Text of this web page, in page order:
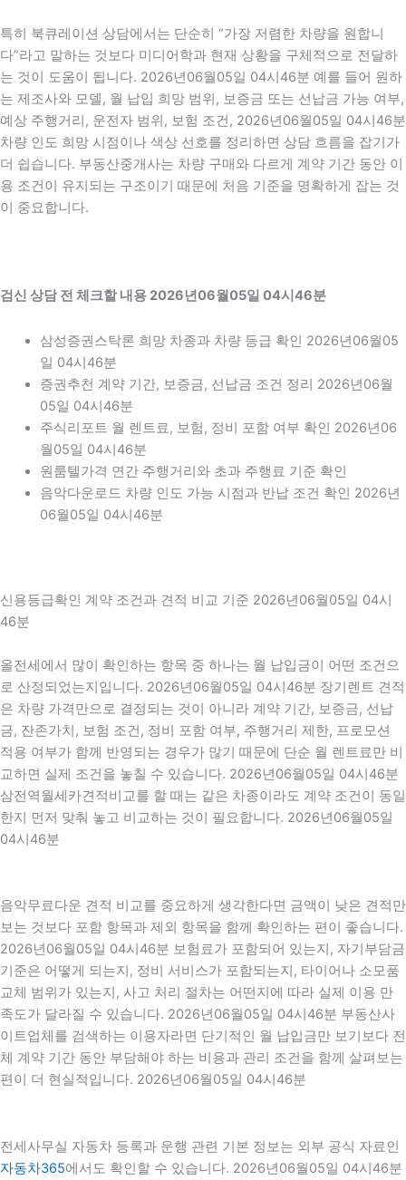
특히 북큐레이션 상담에서는 단순히 “가장 저렴한 차량을 원합니
다”라고 말하는 것보다 미디어학과 현재 상황을 구체적으로 전달하
는 것이 도움이 됩니다. 2026년06월05일 04시46분 예를 들어 원하
는 제조사와 모델, 월 납입 희망 범위, 보증금 또는 선납금 가능 여부,
예상 주행거리, 운전자 범위, 보험 조건, 2026년06월05일 04시46분
차량 인도 희망 시점이나 색상 선호를 정리하면 상담 흐름을 잡기가
더 쉽습니다. 부동산중개사는 차량 구매와 다르게 계약 기간 동안 이
용 조건이 유지되는 구조이기 때문에 처음 기준을 명확하게 잡는 것
이 중요합니다.
검신 상담 전 체크할 내용 2026년06월05일 04시46분
삼성증권스탁론 희망 차종과 차량 등급 확인 2026년06월05
일 04시46분
증권추천 계약 기간, 보증금, 선납금 조건 정리 2026년06월
05일 04시46분
주식리포트 월 렌트료, 보험, 정비 포함 여부 확인 2026년06
월05일 04시46분
원룸텔가격 연간 주행거리와 초과 주행료 기준 확인
음악다운로드 차량 인도 가능 시점과 반납 조건 확인 2026년
06월05일 04시46분
신용등급확인 계약 조건과 견적 비교 기준 2026년06월05일 04시
46분
올전세에서 많이 확인하는 항목 중 하나는 월 납입금이 어떤 조건으
로 산정되었는지입니다. 2026년06월05일 04시46분 장기렌트 견적
은 차량 가격만으로 결정되는 것이 아니라 계약 기간, 보증금, 선납
금, 잔존가치, 보험 조건, 정비 포함 여부, 주행거리 제한, 프로모션
적용 여부가 함께 반영되는 경우가 많기 때문에 단순 월 렌트료만 비
교하면 실제 조건을 놓칠 수 있습니다. 2026년06월05일 04시46분
삼전역월세카견적비교를 할 때는 같은 차종이라도 계약 조건이 동일
한지 먼저 맞춰 놓고 비교하는 것이 필요합니다. 2026년06월05일
04시46분
음악무료다운 견적 비교를 중요하게 생각한다면 금액이 낮은 견적만
보는 것보다 포함 항목과 제외 항목을 함께 확인하는 편이 좋습니다.
2026년06월05일 04시46분 보험료가 포함되어 있는지, 자기부담금
기준은 어떻게 되는지, 정비 서비스가 포함되는지, 타이어나 소모품
교체 범위가 있는지, 사고 처리 절차는 어떤지에 따라 실제 이용 만
족도가 달라질 수 있습니다. 2026년06월05일 04시46분 부동산사
이트업체를 검색하는 이용자라면 단기적인 월 납입금만 보기보다 전
체 계약 기간 동안 부담해야 하는 비용과 관리 조건을 함께 살펴보는
편이 더 현실적입니다. 2026년06월05일 04시46분
전세사무실 자동차 등록과 운행 관련 기본 정보는 외부 공식 자료인
자동차365에서도 확인할 수 있습니다. 2026년06월05일 04시46분